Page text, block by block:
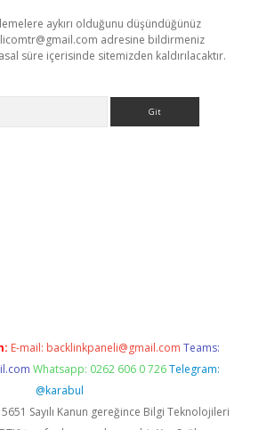
aykırı olduğunu düşündüğünüz
adresine bildirmeniz
süre içerisinde sitemizden kaldırılacaktır.
E-mail: backlinkpaneli@gmail.com Teams:
Whatsapp: 0262 606 0 726 Telegram:
@karabul
Sayılı Kanun gereğince Bilgi Teknolojileri